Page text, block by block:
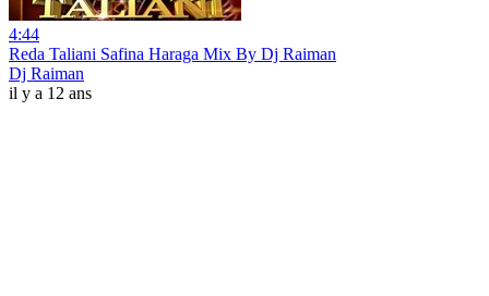
4:44
Reda Taliani Safina Haraga Mix By Dj Raiman
Dj Raiman
il y a 12 ans